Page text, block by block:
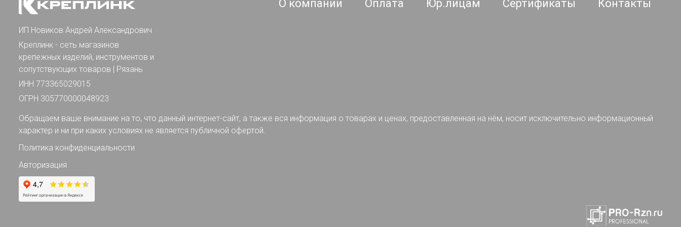
ИП Новиков Андрей Александрович
Креплинк - сеть магазинов
крепежных изделий, инструментов и
сопутствующих товаров | Рязань
ИНН 773365029015
ОГРН 305770000048923
О компании Оплата Юр.лицам Сертификаты Контакты
Обращаем ваше внимание на то, что данный интернет-сайт, а также вся информация о товарах и ценах, предоставленная на нём, носит исключительно информационный
характер и ни при каких условиях не является публичной офертой.
Политика конфиденциальности
Авторизация